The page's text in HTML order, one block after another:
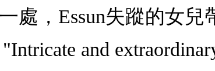
處，Essun失蹤的女兒
and